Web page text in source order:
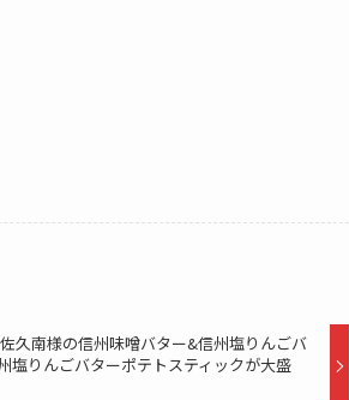
久南様の信州味噌バター&信州塩りんごバ
塩りんごバターポテトスティックが大盛